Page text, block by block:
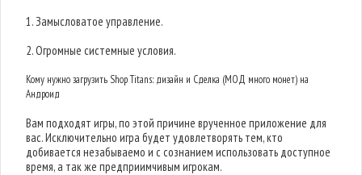
1. Замысловатое управление.
2. Огромные системные условия.
Кому нужно загрузить Shop Titans: дизайн и Сделка (МОД много монет) на
Андроид
Вам подходят игры, по этой причине врученное приложение для
вас. Исключительно игра будет удовлетворять тем, кто
добивается незабываемо и с сознанием использовать доступное
время, а так же предприимчивым игрокам.